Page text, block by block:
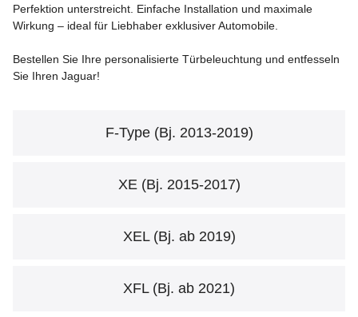
Perfektion unterstreicht. Einfache Installation und maximale
Wirkung – ideal für Liebhaber exklusiver Automobile.
Bestellen Sie Ihre personalisierte Türbeleuchtung und entfesseln
Sie Ihren Jaguar!
F-Type (Bj. 2013-2019)
XE (Bj. 2015-2017)
XEL (Bj. ab 2019)
XFL (Bj. ab 2021)